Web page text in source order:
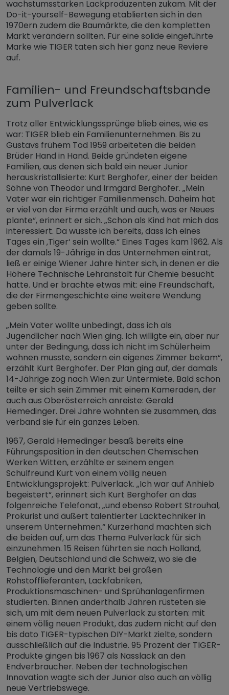
wachstumsstarken Lackproduzenten zukam. Mit der
Do-it-yourself-Bewegung etablierten sich in den
1970ern zudem die Baumärkte, die den kompletten
Markt verändern sollten. Für eine solide eingeführte
Marke wie TIGER taten sich hier ganz neue Reviere
auf.
Familien- und Freundschaftsbande
zum Pulverlack
Trotz aller Entwicklungssprünge blieb eines, wie es
war: TIGER blieb ein Familienunternehmen. Bis zu
Gustavs frühem Tod 1959 arbeiteten die beiden
Brüder Hand in Hand. Beide gründeten eigene
Familien, aus denen sich bald ein neuer Junior
herauskristallisierte: Kurt Berghofer, einer der beiden
Söhne von Theodor und Irmgard Berghofer. „Mein
Vater war ein richtiger Familienmensch. Daheim hat
er viel von der Firma erzählt und auch, was er Neues
plante“, erinnert er sich. „Schon als Kind hat mich das
interessiert. Da wusste ich bereits, dass ich eines
Tages ein ‚Tiger‘ sein wollte.“ Eines Tages kam 1962. Als
der damals 19-Jährige in das Unternehmen eintrat,
ließ er einige Wiener Jahre hinter sich, in denen er die
Höhere Technische Lehranstalt für Chemie besucht
hatte. Und er brachte etwas mit: eine Freundschaft,
die der Firmengeschichte eine weitere Wendung
geben sollte.
„Mein Vater wollte unbedingt, dass ich als
Jugendlicher nach Wien ging. Ich willigte ein, aber nur
unter der Bedingung, dass ich nicht im Schülerheim
wohnen musste, sondern ein eigenes Zimmer bekam“,
erzählt Kurt Berghofer. Der Plan ging auf, der damals
14-Jährige zog nach Wien zur Untermiete. Bald schon
teilte er sich sein Zimmer mit einem Kameraden, der
auch aus Oberösterreich anreiste: Gerald
Hemedinger. Drei Jahre wohnten sie zusammen, das
verband sie für ein ganzes Leben.
1967, Gerald Hemedinger besaß bereits eine
Führungsposition in den deutschen Chemischen
Werken Witten, erzählte er seinem engen
Schulfreund Kurt von einem völlig neuen
Entwicklungsprojekt: Pulverlack. „Ich war auf Anhieb
begeistert“, erinnert sich Kurt Berghofer an das
folgenreiche Telefonat, „und ebenso Robert Strouhal,
Prokurist und äußert talentierter Lacktechniker in
unserem Unternehmen.“ Kurzerhand machten sich
die beiden auf, um das Thema Pulverlack für sich
einzunehmen. 15 Reisen führten sie nach Holland,
Belgien, Deutschland und die Schweiz, wo sie die
Technologie und den Markt bei großen
Rohstofflieferanten, Lackfabriken,
Produktionsmaschinen- und Sprühanlagenfirmen
studierten. Binnen anderthalb Jahren rüsteten sie
sich, um mit dem neuen Pulverlack zu starten: mit
einem völlig neuen Produkt, das zudem nicht auf den
bis dato TIGER-typischen DIY-Markt zielte, sondern
ausschließlich auf die Industrie. 95 Prozent der TIGER-
Produkte gingen bis 1967 als Nasslack an den
Endverbraucher. Neben der technologischen
Innovation wagte sich der Junior also auch an völlig
neue Vertriebswege.